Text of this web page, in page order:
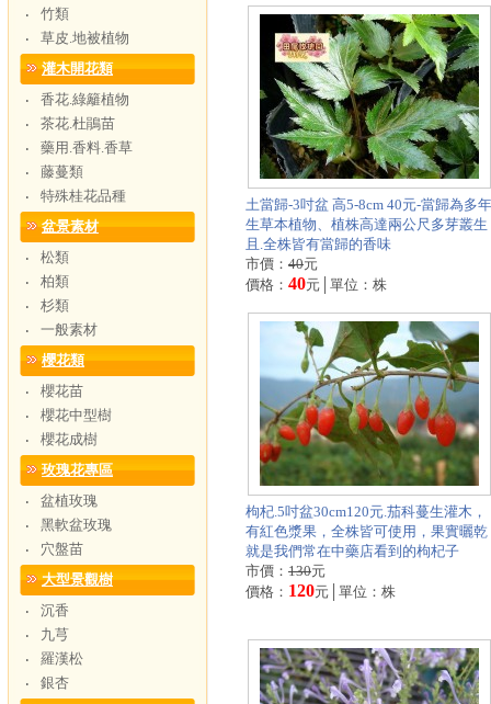
‧
竹類
‧
草皮.地被植物
灌木開花類
‧
香花.綠籬植物
‧
茶花.杜鵑苗
‧
藥用.香料.香草
‧
藤蔓類
‧
特殊桂花品種
盆景素材
‧
松類
‧
柏類
‧
杉類
‧
一般素材
櫻花類
‧
櫻花苗
‧
櫻花中型樹
‧
櫻花成樹
玫瑰花專區
‧
盆植玫瑰
‧
黑軟盆玫瑰
‧
穴盤苗
大型景觀樹
‧
沉香
‧
九芎
‧
羅漢松
‧
銀杏
土當歸-3吋盆 高5-8cm 40元-當歸為多年
生草本植物、植株高達兩公尺多芽叢生
且.全株皆有當歸的香味
市價： 40元
價格： 40元│單位：株
枸杞.5吋盆30cm120元.茄科蔓生灌木，
有紅色漿果，全株皆可使用，果實曬乾
就是我們常在中藥店看到的枸杞子
市價： 130元
價格： 120元│單位：株